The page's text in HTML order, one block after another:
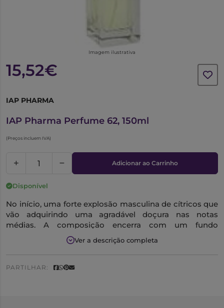
Imagem ilustrativa
15,52€
IAP PHARMA
IAP Pharma Perfume 62, 150ml
(Preços incluem IVA)
Adicionar ao Carrinho
Disponível
No início, uma forte explosão masculina de cítricos que
vão adquirindo uma agradável doçura nas notas
médias. A composição encerra com um fundo
amadeirado com notas de cedro.
Notas Olfativas
Saída: Limão
Ver a descrição completa
PARTILHAR: